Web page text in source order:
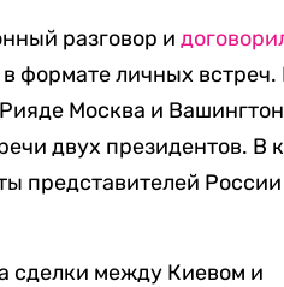
разговор и
формате личных встреч.
Москва и Вашингтон
двух президентов. В
представителей
сделки между Киевом и